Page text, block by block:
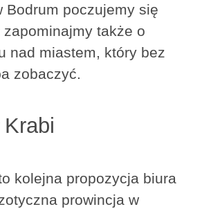
Bodrum poczujemy się
także o
nad miastem, który bez
zobaczyć.
kolejna propozycja biura
prowincja w